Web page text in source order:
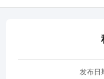
发布日